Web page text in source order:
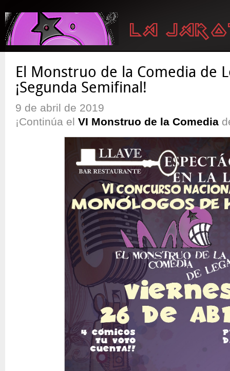
El Monstruo de la Comedia de
¡Segunda Semifinal!
9 de abril de 2019
¡Continúa el VI Monstruo de la Comedia